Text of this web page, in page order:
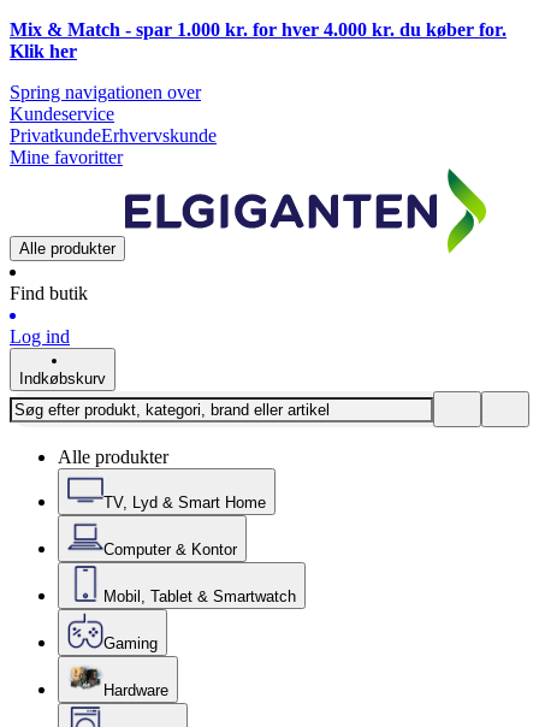
Mix & Match - spar 1.000 kr. for hver 4.000 kr. du køber for.
Klik her
Spring navigationen over
Kundeservice
PrivatkundeErhvervskunde
Mine favoritter
Alle produkter
Find butik
Log ind
Indkøbskurv
Alle produkter
TV, Lyd & Smart Home
Computer & Kontor
Mobil, Tablet & Smartwatch
Gaming
Hardware